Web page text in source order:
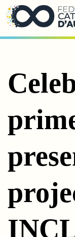
Saltar al